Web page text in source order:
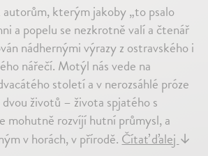
kterým jakoby „to psalo
a popelu se nezkrotně valí a čtenář
nádhernými výrazy z ostravského i
nářečí. Motýl nás vede na
století a v nerozsáhlé próze
životů – života spjatého s
mohutně rozvíjí hutní průmysl, a
v horách, v přírodě. Čítať ďalej ↓